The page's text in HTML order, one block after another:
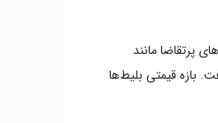
پرتقاضا مانند
بازه قیمتی بلیط‌ها